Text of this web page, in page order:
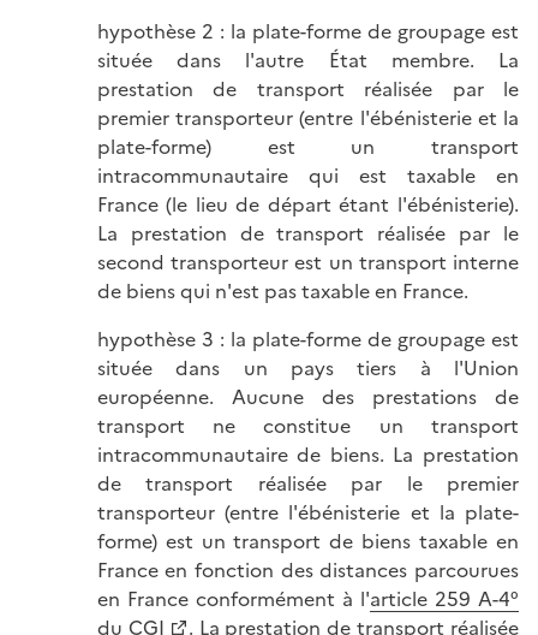
hypothèse 2 : la plate-forme de groupage est
située dans l'autre État membre. La
prestation de transport réalisée par le
premier transporteur (entre l'ébénisterie et la
plate-forme) est un transport
intracommunautaire qui est taxable en
France (le lieu de départ étant l'ébénisterie).
La prestation de transport réalisée par le
second transporteur est un transport interne
de biens qui n'est pas taxable en France.
hypothèse 3 : la plate-forme de groupage est
située dans un pays tiers à l'Union
européenne. Aucune des prestations de
transport ne constitue un transport
intracommunautaire de biens. La prestation
de transport réalisée par le premier
transporteur (entre l'ébénisterie et la plate-
forme) est un transport de biens taxable en
France en fonction des distances parcourues
en France conformément à l'article 259 A-4°
du CGI
. La prestation de transport réalisée